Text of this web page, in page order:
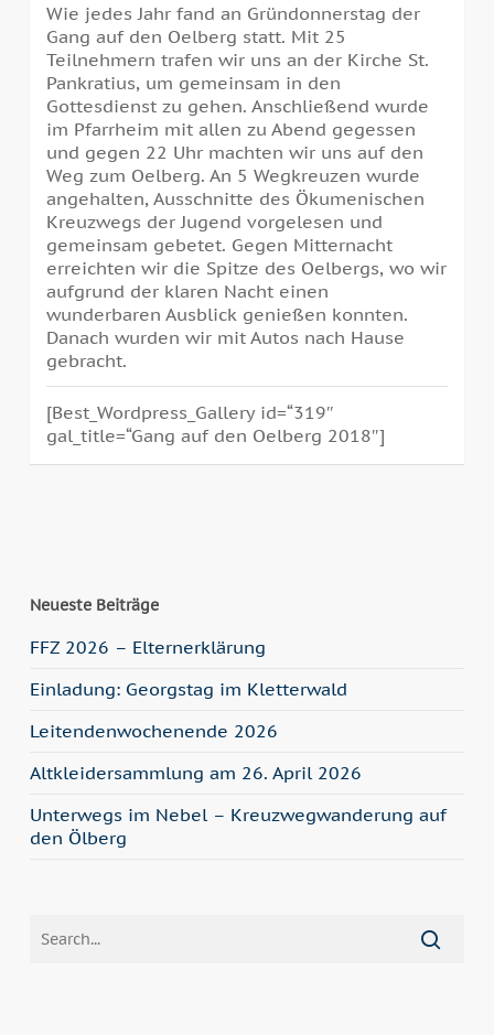
Wie jedes Jahr fand an Gründonnerstag der
Gang auf den Oelberg statt. Mit 25
Teilnehmern trafen wir uns an der Kirche St.
Pankratius, um gemeinsam in den
Gottesdienst zu gehen. Anschließend wurde
im Pfarrheim mit allen zu Abend gegessen
und gegen 22 Uhr machten wir uns auf den
Weg zum Oelberg. An 5 Wegkreuzen wurde
angehalten, Ausschnitte des Ökumenischen
Kreuzwegs der Jugend vorgelesen und
gemeinsam gebetet. Gegen Mitternacht
erreichten wir die Spitze des Oelbergs, wo wir
aufgrund der klaren Nacht einen
wunderbaren Ausblick genießen konnten.
Danach wurden wir mit Autos nach Hause
gebracht.
[Best_Wordpress_Gallery id=“319″
gal_title=“Gang auf den Oelberg 2018″]
Neueste Beiträge
FFZ 2026 – Elternerklärung
Einladung: Georgstag im Kletterwald
Leitendenwochenende 2026
Altkleidersammlung am 26. April 2026
Unterwegs im Nebel – Kreuzwegwanderung auf
den Ölberg